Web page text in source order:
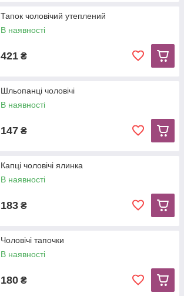
Тапок чоловічий утеплений
В наявності
421 ₴
Шльопанці чоловічі
В наявності
147 ₴
Капці чоловічі ялинка
В наявності
183 ₴
Чоловічі тапочки
В наявності
180 ₴